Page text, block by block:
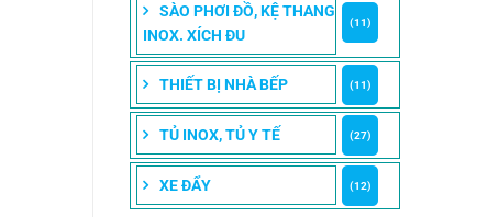
SÀO PHƠI ĐỒ, KỆ THANG
INOX. XÍCH ĐU
(11)
THIẾT BỊ NHÀ BẾP (11)
TỦ INOX, TỦ Y TẾ (27)
XE ĐẨY (12)